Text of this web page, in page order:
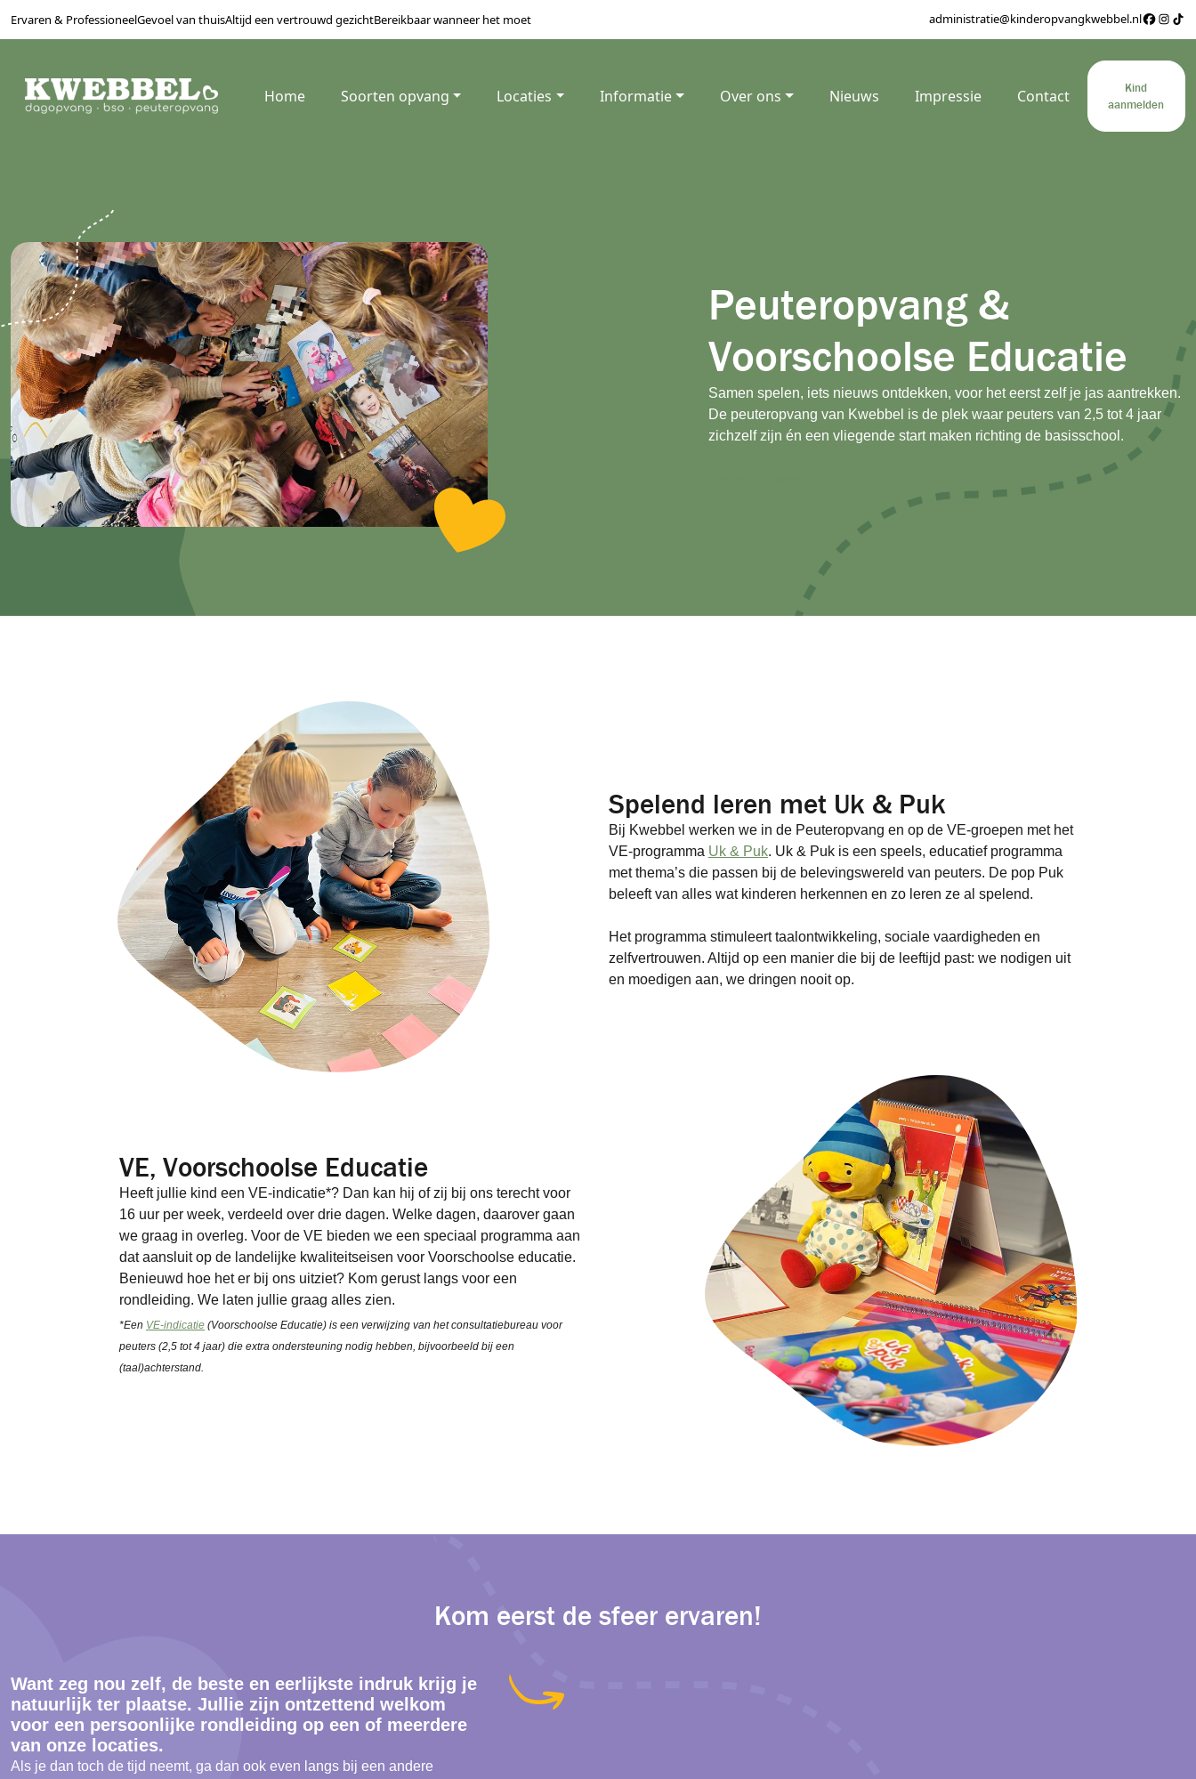
Ervaren & ProfessioneelGevoel van thuisAltijd een vertrouwd gezichtBereikbaar wanneer het moet administratie@kinderopvangkwebbel.nl
Home Soorten opvang Locaties Informatie Over ons Nieuws Impressie Contact
Kind
aanmelden
Peuteropvang &
Voorschoolse Educatie
Samen spelen, iets nieuws ontdekken, voor het eerst zelf je jas aantrekken.
De peuteropvang van Kwebbel is de plek waar peuters van 2,5 tot 4 jaar
zichzelf zijn én een vliegende start maken richting de basisschool.
Spelend leren met Uk & Puk
Bij Kwebbel werken we in de Peuteropvang en op de VE-groepen met het
VE-programma Uk & Puk. Uk & Puk is een speels, educatief programma
met thema’s die passen bij de belevingswereld van peuters. De pop Puk
beleeft van alles wat kinderen herkennen en zo leren ze al spelend.
Het programma stimuleert taalontwikkeling, sociale vaardigheden en
zelfvertrouwen. Altijd op een manier die bij de leeftijd past: we nodigen uit
en moedigen aan, we dringen nooit op.
VE, Voorschoolse Educatie
Heeft jullie kind een VE-indicatie*? Dan kan hij of zij bij ons terecht voor
16 uur per week, verdeeld over drie dagen. Welke dagen, daarover gaan
we graag in overleg. Voor de VE bieden we een speciaal programma aan
dat aansluit op de landelijke kwaliteitseisen voor Voorschoolse educatie.
Benieuwd hoe het er bij ons uitziet? Kom gerust langs voor een
rondleiding. We laten jullie graag alles zien.
*Een VE-indicatie (Voorschoolse Educatie) is een verwijzing van het consultatiebureau voor
peuters (2,5 tot 4 jaar) die extra ondersteuning nodig hebben, bijvoorbeeld bij een
(taal)achterstand.
Kom eerst de sfeer ervaren!
Want zeg nou zelf, de beste en eerlijkste indruk krijg je
natuurlijk ter plaatse. Jullie zijn ontzettend welkom
voor een persoonlijke rondleiding op een of meerdere
van onze locaties.
Als je dan toch de tijd neemt, ga dan ook even langs bij een andere